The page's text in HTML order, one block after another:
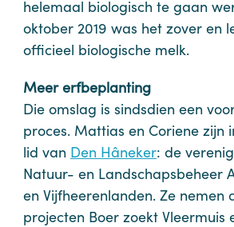
helemaal biologisch te gaan
oktober 2019 was het zover en
officieel biologische melk.
Meer erfbeplanting
Die omslag is sindsdien een
proces. Mattias en Coriene zijn
lid van Den Hâneker: de
Natuur- en Landschapsbeheer
en Vijfheerenlanden. Ze nemen
projecten Boer zoekt Vleermuis